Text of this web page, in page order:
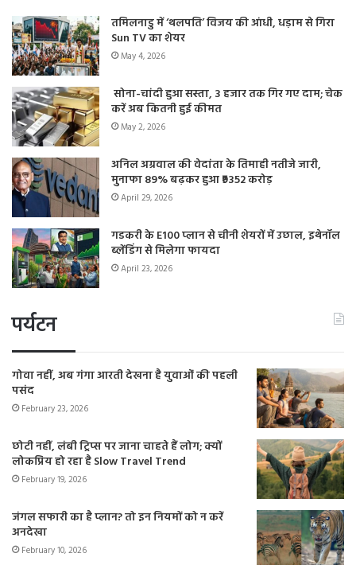
तमिलनाडु में ‘थलपति’ विजय की आंधी, धड़ाम से गिरा
Sun TV का शेयर
May 4, 2026
सोना-चांदी हुआ सस्ता, 3 हजार तक गिर गए दाम; चेक
करें अब कितनी हुई कीमत
May 2, 2026
अनिल अग्रवाल की वेदांता के तिमाही नतीजे जारी,
मुनाफा 89% बढ़कर हुआ ₹9352 करोड़
April 29, 2026
गडकरी के E100 प्लान से चीनी शेयरों में उछाल, इथेनॉल
ब्लेंडिंग से मिलेगा फायदा
April 23, 2026
पर्यटन
गोवा नहीं, अब गंगा आरती देखना है युवाओं की पहली
पसंद
February 23, 2026
छोटी नहीं, लंबी ट्रिप्स पर जाना चाहते हैं लोग; क्यों
लोकप्रिय हो रहा है Slow Travel Trend
February 19, 2026
जंगल सफारी का है प्लान? तो इन नियमों को न करें
अनदेखा
February 10, 2026